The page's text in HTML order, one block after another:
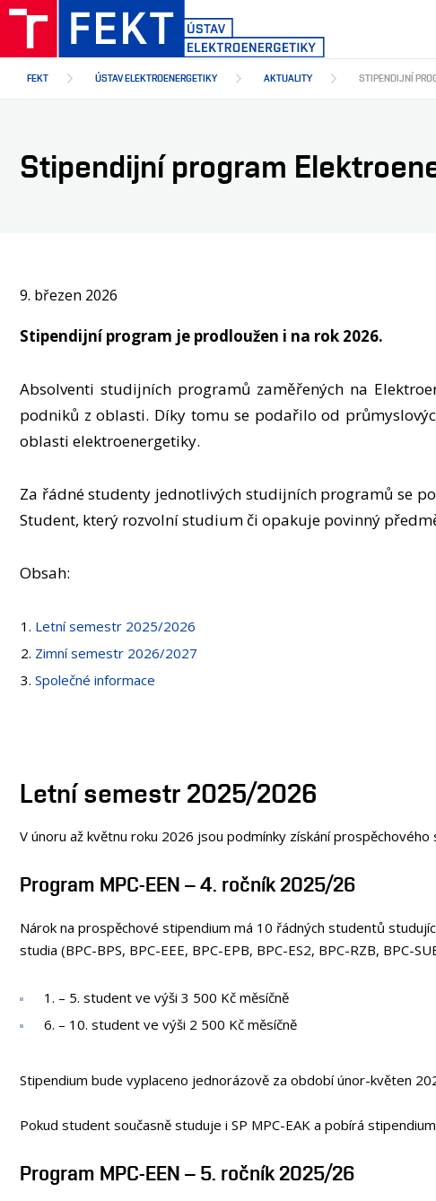
Přejít
hlavnímu
FEKT ÚSTAV ELEKTROENERGETIKY AKTUALITY STIPENDIJNÍ
Stipendijní program
9. březen 2026
Stipendijní program je prodloužen i na rok 2026.
Absolventi studijních programů zaměřených na
podniků z oblasti. Díky tomu se podařilo od
oblasti elektroenergetiky.
Za řádné studenty jednotlivých studijních programů se
Student, který rozvolní studium či opakuje povinný
Obsah:
Letní semestr 2025/2026
Zimní semestr 2026/2027
Společné informace
Letní semestr 2025/2026
V únoru až květnu roku 2026 jsou podmínky získání
Program MPC-EEN – 4. ročník 2025/26
Nárok na prospěchové stipendium má 10 řádných studentů
studia (BPC-BPS, BPC-EEE, BPC-EPB, BPC-ES2, BPC-RZB, BPC-
1. – 5. student ve výši 3 500 Kč měsíčně
6. – 10. student ve výši 2 500 Kč měsíčně
Stipendium bude vyplaceno jednorázově za období únor-květen
Pokud student současně studuje i SP MPC-EAK a pobírá
Program MPC-EEN – 5. ročník 2025/26